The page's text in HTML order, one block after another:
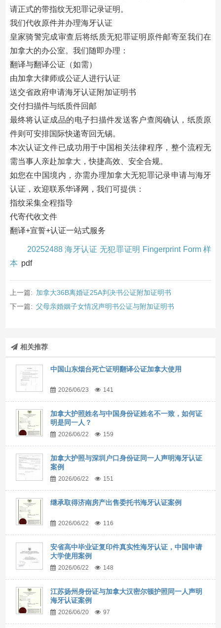
请正式的带指纹无犯罪记录证明。
我们代收原件并办理海牙认证
皇家骑警完成审查后将纸质无犯罪证明原件邮寄至我们在
加拿大的办公室。我们随即办理：
翻译与翻译公证（如需）
由加拿大律师或公证人进行认证
送交省政府申请海牙认证附加证明书
交付扫描件与纸质件回邮
最终将认证成品的电子扫描件发送客户查阅确认，纸质原
件则可安排国际快递寄回无锡。
本次认证文件已成功用于中国相关法律程序，整个流程无
需当事人亲赴加拿大，快捷高效、安全合规。
如您在中国境内，亦需办理加拿大无犯罪记录申请与海牙
认证，欢迎联系华译网，我们可提供：
指纹采集全程指导
代寄代收文件
翻译+宣誓+认证一站式服务
20252488 海牙认证 无犯罪证明 Fingerprint Form 样
本 pdf
上一篇: 加拿大36B离婚证25A判决书公证附加证明书
下一篇: 父母亲婚姻子女情况声明书公证与附加证明书
相关推荐
中国山东烟台死亡证明翻译公证加拿大使用
2026/06/23 141
加拿大护照姓名与中国身份证姓名不一致，如何证
明是同一人？
2026/06/22 159
加拿大护照与深圳户口身份证同一人声明海牙认证
案例
2026/06/22 151
继承取得济南房产出售委托书海牙认证案例
2026/06/22 116
安省高中毕业证复印件真实性海牙认证，中国申请
大学使用案例
2026/06/22 148
江苏扬州身份证与加拿大汉密尔顿护照同一人声明
海牙认证案例
2026/06/20 97